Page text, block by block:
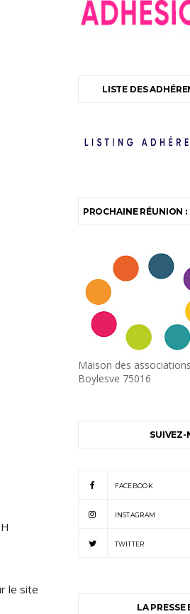
le site
LISTE DES
PROCHAINE RÉUNION
Maison des
Boylesve 75016
SUIVEZ-
FACEBOOK
INSTAGRAM
TWITTER
LA PRESSE